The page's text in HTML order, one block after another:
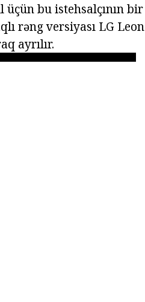
bu istehsalçının bir
rəng versiyası LG Leon
ayrılır.